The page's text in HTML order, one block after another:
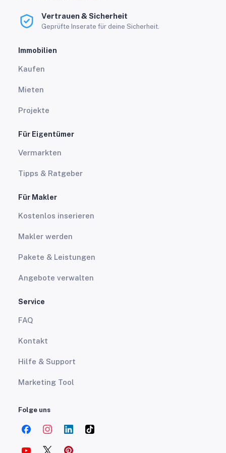
Vertrauen & Sicherheit
Geprüfte Inserate für deine Sicherheit.
Immobilien
Kaufen
Mieten
Projekte
Für Eigentümer
Vermarkten
Tipps & Ratgeber
Für Makler
Kostenlos inserieren
Makler werden
Pakete & Leistungen
Angebote verwalten
Service
FAQ
Kontakt
Hilfe & Support
Marketing Tool
Folge uns